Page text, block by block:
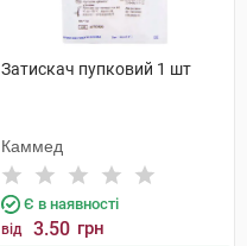
Затискач пупковий 1 шт
Каммед
Є в наявності
від 3.50 грн